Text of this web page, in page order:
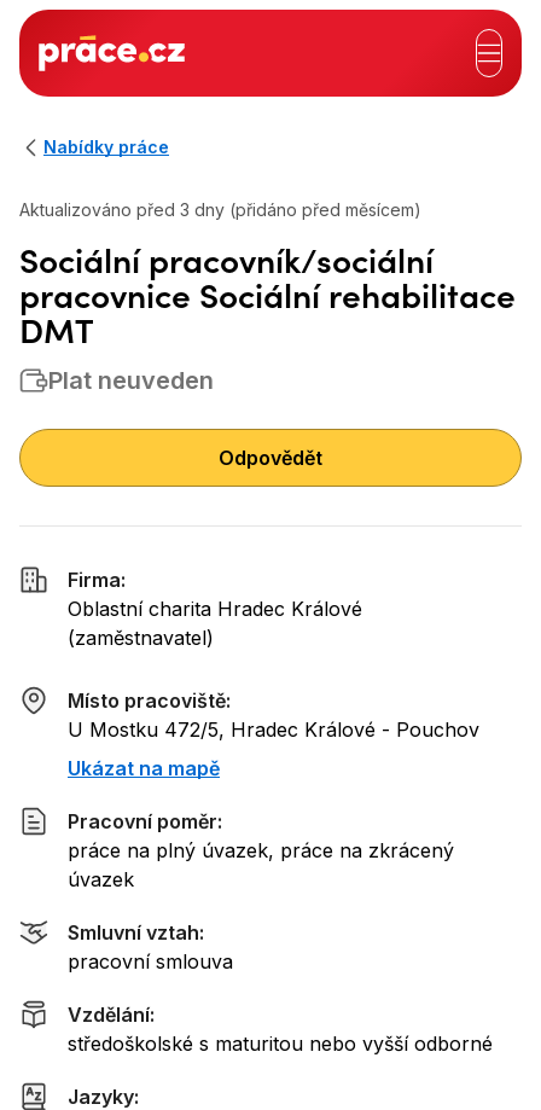
Hlavní záhlaví
Nabídky práce
Aktualizováno před 3 dny (přidáno před měsícem)
Sociální pracovník/sociální
pracovnice Sociální rehabilitace
DMT
Plat neuveden
Odpovědět
Firma:
Oblastní charita Hradec Králové
(zaměstnavatel)
Místo pracoviště:
U Mostku 472/5, Hradec Králové - Pouchov
Ukázat na mapě
Pracovní poměr:
práce na plný úvazek, práce na zkrácený
úvazek
Smluvní vztah:
pracovní smlouva
Vzdělání:
středoškolské s maturitou nebo vyšší odborné
Jazyky: